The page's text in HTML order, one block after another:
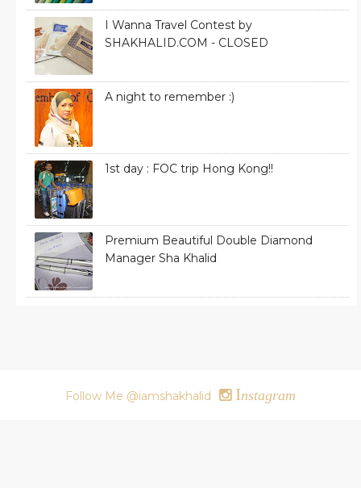
I Wanna Travel Contest by
SHAKHALID.COM - CLOSED
A night to remember :)
1st day : FOC trip Hong Kong!!
Premium Beautiful Double Diamond
Manager Sha Khalid
Follow Me @iamshakhalid Instagram